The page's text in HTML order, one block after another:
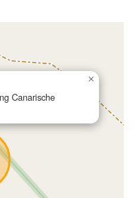
Canarische
×